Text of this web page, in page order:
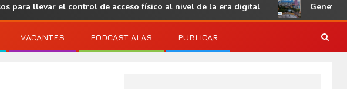
llevar el control de acceso físico al nivel de la era digital Genetec
VACANTES PODCAST ALAS PUBLICAR